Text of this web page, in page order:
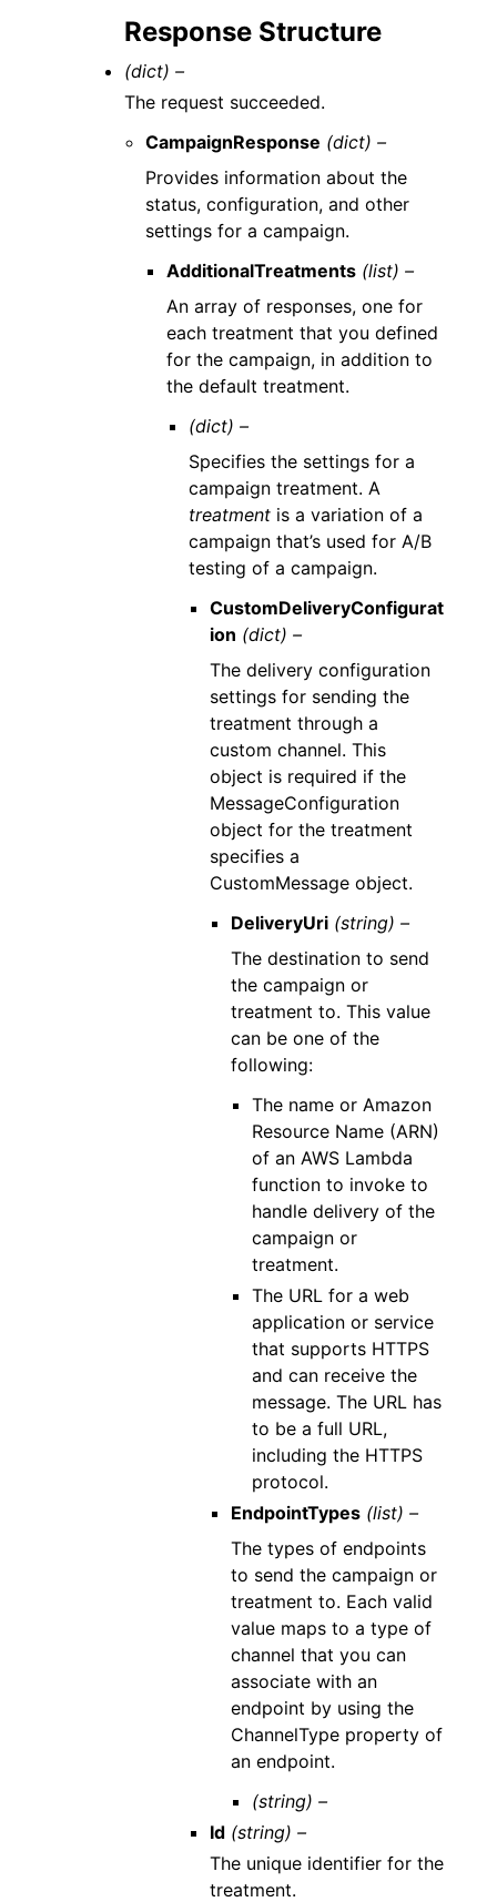
Response Structure
(dict) –
The request succeeded.
CampaignResponse (dict) –
Provides information about the
status, configuration, and other
settings for a campaign.
AdditionalTreatments (list) –
An array of responses, one for
each treatment that you defined
for the campaign, in addition to
the default treatment.
(dict) –
Specifies the settings for a
campaign treatment. A
treatmentis a variation of a
campaign that’s used for A/B
testing of a campaign.
CustomDeliveryConfigurat
ion (dict) –
The delivery configuration
settings for sending the
treatment through a
custom channel. This
object is required if the
MessageConfiguration
object for the treatment
specifies a
CustomMessage object.
DeliveryUri (string) –
The destination to send
the campaign or
treatment to. This value
can be one of the
following:
The name or Amazon
Resource Name (ARN)
of an AWS Lambda
function to invoke to
handle delivery of the
campaign or
treatment.
The URL for a web
application or service
that supports HTTPS
and can receive the
message. The URL has
to be a full URL,
including the HTTPS
protocol.
EndpointTypes (list) –
The types of endpoints
to send the campaign or
treatment to. Each valid
value maps to a type of
channel that you can
associate with an
endpoint by using the
ChannelType property of
an endpoint.
(string) –
Id (string) –
The unique identifier for the
treatment.